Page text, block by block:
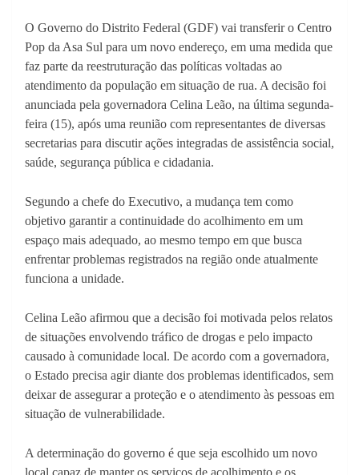
O Governo do Distrito Federal (GDF) vai transferir o Centro
Pop da Asa Sul para um novo endereço, em uma medida que
faz parte da reestruturação das políticas voltadas ao
atendimento da população em situação de rua. A decisão foi
anunciada pela governadora Celina Leão, na última segunda-
feira (15), após uma reunião com representantes de diversas
secretarias para discutir ações integradas de assistência social,
saúde, segurança pública e cidadania.
Segundo a chefe do Executivo, a mudança tem como
objetivo garantir a continuidade do acolhimento em um
espaço mais adequado, ao mesmo tempo em que busca
enfrentar problemas registrados na região onde atualmente
funciona a unidade.
Celina Leão afirmou que a decisão foi motivada pelos relatos
de situações envolvendo tráfico de drogas e pelo impacto
causado à comunidade local. De acordo com a governadora,
o Estado precisa agir diante dos problemas identificados, sem
deixar de assegurar a proteção e o atendimento às pessoas em
situação de vulnerabilidade.
A determinação do governo é que seja escolhido um novo